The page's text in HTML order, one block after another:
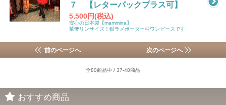
７ 【レターパックプラス可】
5,500円(税込)
安心の日本製【mammina】
華奢リンサイズ！銀ラメボーダー柄ワンピースです
前のページへ 次のページへ
全80商品中 / 37-48商品
おすすめ商品